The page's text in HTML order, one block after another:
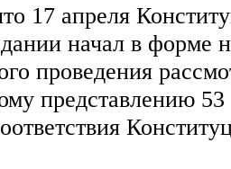
17 апреля
начал в форме
проведения
представлению